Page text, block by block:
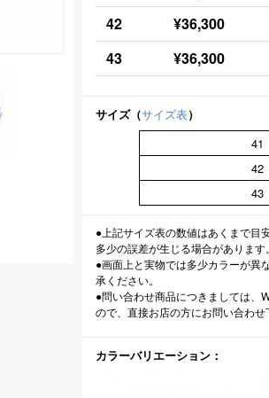
42 ¥36,300
43 ¥36,300
サイズ（サイズ表）
41
42
43
●上記サイズ表の数値はあくまで目
多少の誤差が生じる場合があります。
●画面上と実物では多少カラーが異
承ください。
●問い合わせ商品につきましては、
ので、直接お店の方にお問い合わせ
カラーバリエーション：